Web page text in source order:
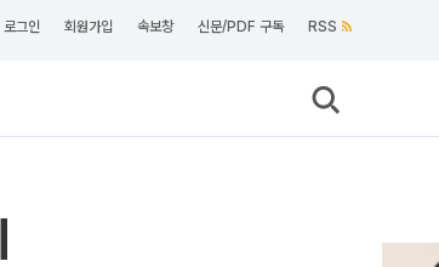
로그인 회원가입 속보창 신문/PDF 구독 RSS